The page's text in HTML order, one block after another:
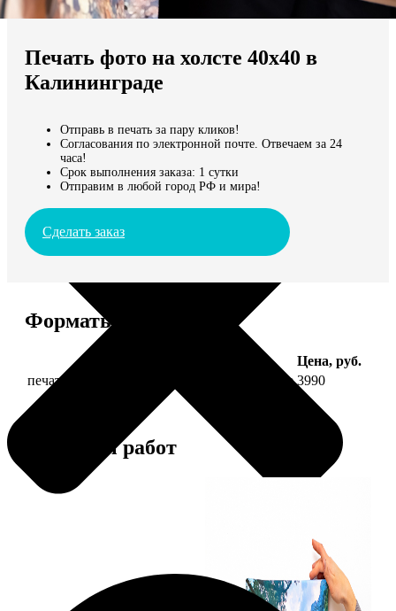
Мы доставляем по всему миру
Продолжить без города
Печать фото на холсте 40х40 в
Калининграде
Отправь в печать за пару кликов!
Согласования по электронной почте. Отвечаем за 24
часа!
Срок выполнения заказа: 1 сутки
Отправим в любой город РФ и мира!
Сделать заказ
Форматы и цены
Цена, руб.
печать фото на холсте 40х40 на подрамнике 3990
Примеры работ